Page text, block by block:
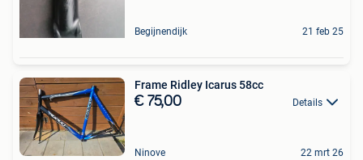
Begijnendijk 21 feb 25
Frame Ridley Icarus 58cc
€ 75,00 Details
Ninove 22 mrt 26